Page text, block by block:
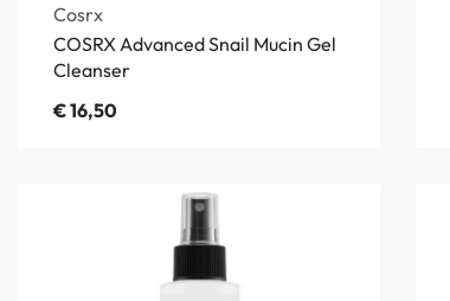
Cosrx
COSRX Advanced Snail Mucin Gel
Cleanser
€16,50